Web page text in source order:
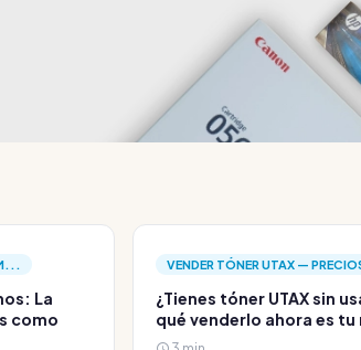
La
como
VENDER TÓNER UTAX —
¿Tienes tóner UTAX sin
qué venderlo ahora es